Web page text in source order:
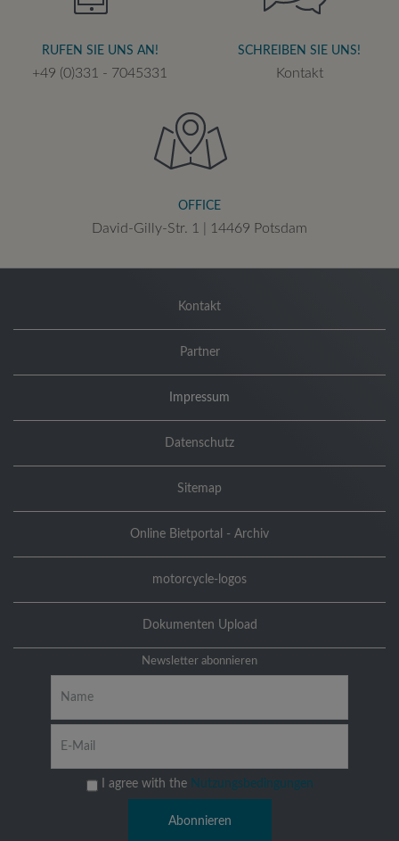
RUFEN SIE UNS AN!
+49 (0)331 - 7045331
SCHREIBEN SIE UNS!
Kontakt
OFFICE
David-Gilly-Str. 1 | 14469 Potsdam
Kontakt
Partner
Impressum
Datenschutz
Sitemap
Online Bietportal - Archiv
motorcycle-logos
Dokumenten Upload
Newsletter abonnieren
I agree with the Nutzungsbedingungen